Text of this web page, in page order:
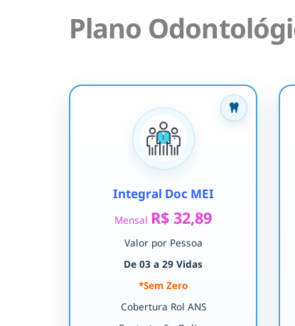
Plano
Integral Doc MEI
Mensal R$ 32,89
Valor por Pessoa
De 03 a 29 Vidas
*Sem Zero
Cobertura Rol ANS